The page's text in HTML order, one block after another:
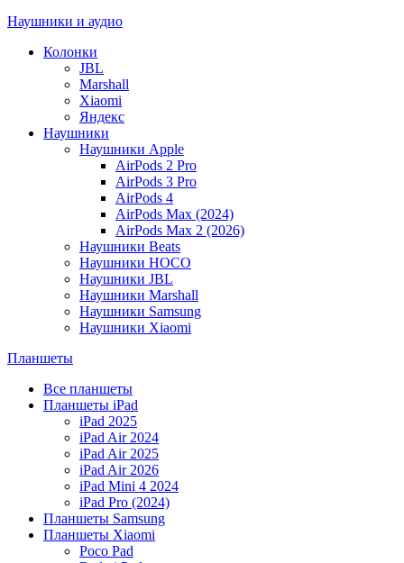
Наушники и аудио
Колонки
JBL
Marshall
Xiaomi
Яндекс
Наушники
Наушники Apple
AirPods 2 Pro
AirPods 3 Pro
AirPods 4
AirPods Max (2024)
AirPods Max 2 (2026)
Наушники Beats
Наушники HOCO
Наушники JBL
Наушники Marshall
Наушники Samsung
Наушники Xiaomi
Планшеты
Все планшеты
Планшеты iPad
iPad 2025
iPad Air 2024
iPad Air 2025
iPad Air 2026
iPad Mini 4 2024
iPad Pro (2024)
Планшеты Samsung
Планшеты Xiaomi
Poco Pad